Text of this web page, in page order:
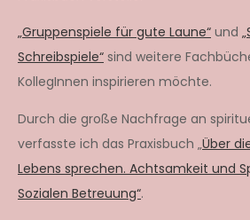
„Gruppenspiele für gute Laune“ und
Schreibspiele“ sind weitere
KollegInnen inspirieren möchte.
Durch die große Nachfrage an
verfasste ich das Praxisbuch „Über
Lebens sprechen. Achtsamkeit und
Sozialen Betreuung“.